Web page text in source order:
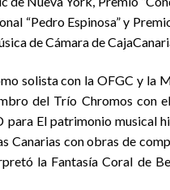
“Pedro Espinosa” y
de Cámara de
solista con la OFGC y la
del Trío Chromos con
para El patrimonio musical
Canarias con obras de
la Fantasía Coral de